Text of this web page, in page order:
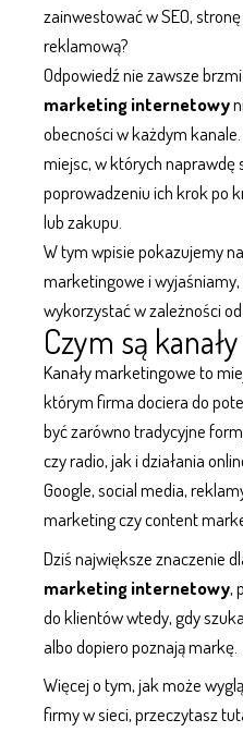
zainwestować w SEO,
reklamową?
Odpowiedź nie zawsze
marketing internetowy
obecności w każdym
miejsc, w których naprawdę
poprowadzeniu ich krok po
lub zakupu.
W tym wpisie pokazujemy
marketingowe i
wykorzystać w zależności
Czym są
Kanały marketingowe to
którym firma dociera do
być zarówno tradycyjne
czy radio, jak i działania
Google,social media,
marketing czy content
Dziś największe znaczenie
marketing internetowy,
do klientów wtedy, gdy
albo dopiero poznają markę.
Więcej o tym, jak może
firmy w sieci, przeczytasz